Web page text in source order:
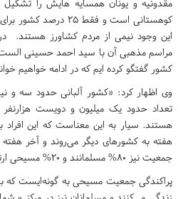
کوهستانی است و فقط
این وجود نیمی از مردم کشاورز هستند.
مراسم مذهبی آن با سید احمد حسینی الست
کشور گفتگو کرده ایم که در ادامه خواهیم
وی اظهار کرد: «کشور آلبانی حدود سه و
تعداد حدود یک میلیون و دویست هزارنفر
هستند. سیار به این معناست که این افراد
هفته به کشورهای دیگر می‌روند و آخر هفته
جمعیت نیز ۸۰% مسلمانند و ۲۰% مسیحی ارتودوکس و کاتولیک.
پراکندگی جمعیت مسیحی به گونه‌ایست